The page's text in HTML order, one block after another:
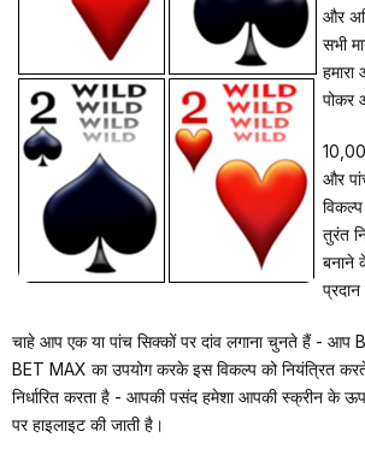
और
सभी
पोकर
और
तुरंत
बनाने
चाहे आप एक या पांच सिक्कों पर दांव लगाना चुनते हैं - आप
BET MAX का उपयोग करके इस विकल्प को नियंत्रित
निर्धारित करता है - आपकी पसंद हमेशा आपकी स्क्रीन के
पर हाइलाइट की जाती है।